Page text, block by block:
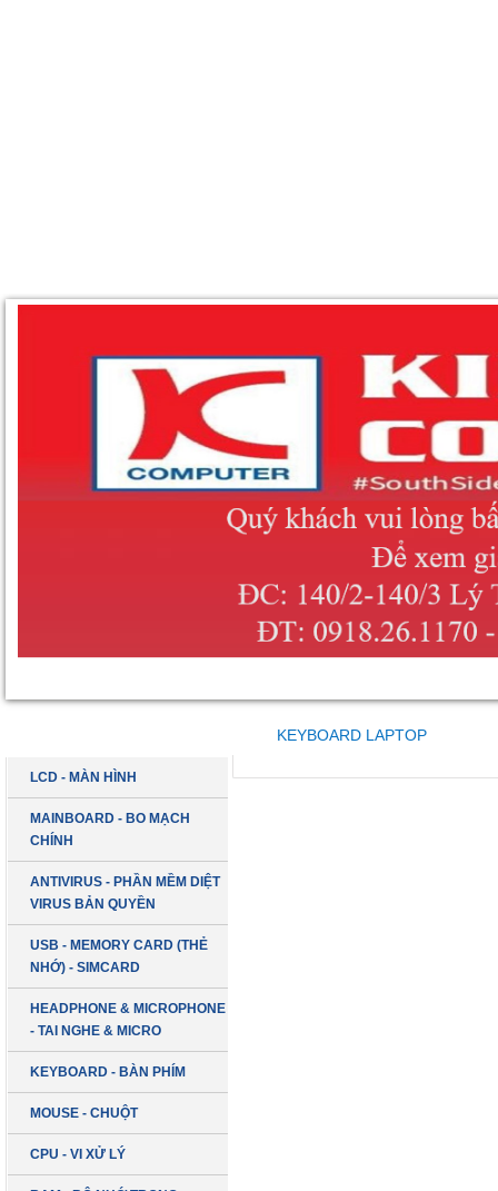
LCD - MÀN HÌNH
MAINBOARD - BO MẠCH
CHÍNH
ANTIVIRUS - PHẦN MỀM DIỆT
VIRUS BẢN QUYỀN
USB - MEMORY CARD (THẺ
NHỚ) - SIMCARD
HEADPHONE & MICROPHONE
- TAI NGHE & MICRO
KEYBOARD - BÀN PHÍM
MOUSE - CHUỘT
CPU - VI XỬ LÝ
KEYBOARD LAPTOP